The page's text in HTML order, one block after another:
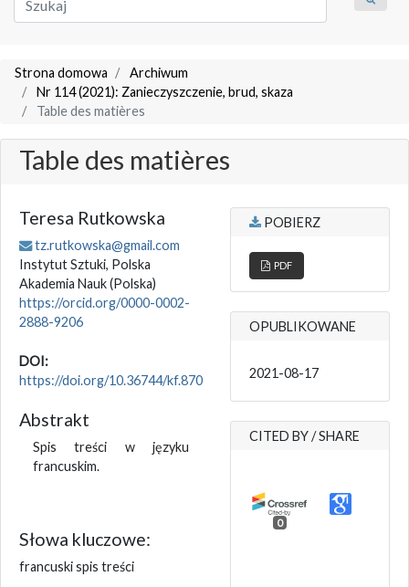
Strona domowa
Archiwum
Nr 114 (2021): Zanieczyszczenie, brud, skaza
Table des matières
Table des matières
Teresa Rutkowska
tz.rutkowska@gmail.com
Instytut Sztuki, Polska
Akademia Nauk(Polska)
https://orcid.org/0000-0002-
2888-9206
DOI:
https://doi.org/10.36744/kf.870
Abstrakt
Spis treści w języku
francuskim.
Słowa kluczowe:
francuski spis treści
POBIERZ
PDF
OPUBLIKOWANE
2021-08-17
CITED BY / SHARE
0